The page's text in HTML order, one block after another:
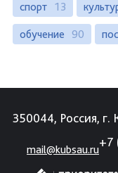
спорт 13
обучение 90
350044, Россия, г.
mail@kubsau.ru
+7